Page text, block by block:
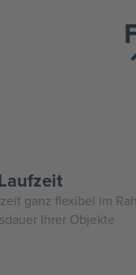
ganz flexibel im
Ihrer Objekte